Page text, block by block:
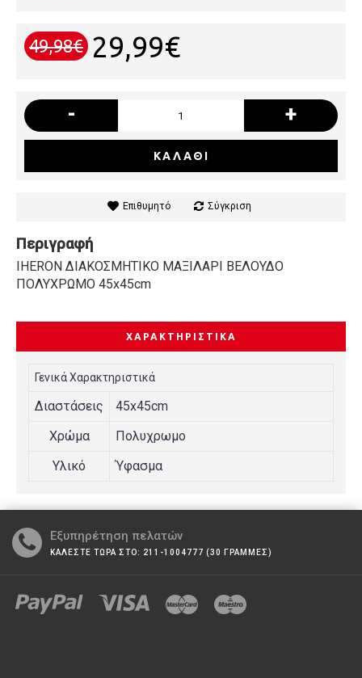
49,98€ 29,99€
- +
ΚΑΛΆΘΙ
Επιθυμητό Σύγκριση
Περιγραφή
IHERON ΔΙΑΚΟΣΜΗΤΙΚΟ ΜΑΞΙΛΑΡΙ ΒΕΛΟΥΔΟ
ΠΟΛΥΧΡΩΜΟ 45x45cm
ΧΑΡΑΚΤΗΡΙΣΤΙΚΆ
Γενικά Χαρακτηριστικά
Διαστάσεις
45x45cm
Χρώμα
Πολυχρωμο
Υλικό
Ύφασμα
Εξυπηρέτηση πελατών
ΚΑΛΕΣΤΕ ΤΩΡΑ ΣΤΟ: 211-1004777 (30 ΓΡΑΜΜΕΣ)